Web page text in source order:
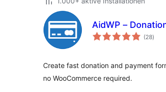
AidWP –
(28)
Create fast donation and payment
no WooCommerce required.